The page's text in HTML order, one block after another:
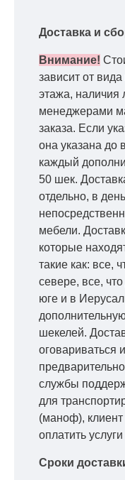
Доставка и
Внимание!
зависит от
этажа, наличия
менеджерами
заказа. Если
она указана до
каждый
50 шек.
отдельно, в
мебели.
которые
такие как: все,
севере, все,
юге и в
шекелей.
оговариваться
службы
для
(маноф), клиент
оплатить
Сроки